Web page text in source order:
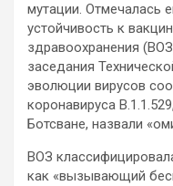
мутации. Отмечалась
устойчивость к
здравоохранения
заседания
эволюции вирусов
коронавируса
Ботсване, назвали
ВОЗ
как «вызывающий